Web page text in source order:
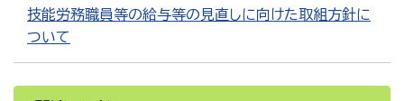
技能労務職員等の給与等の見直しに向けた取組方針に
ついて